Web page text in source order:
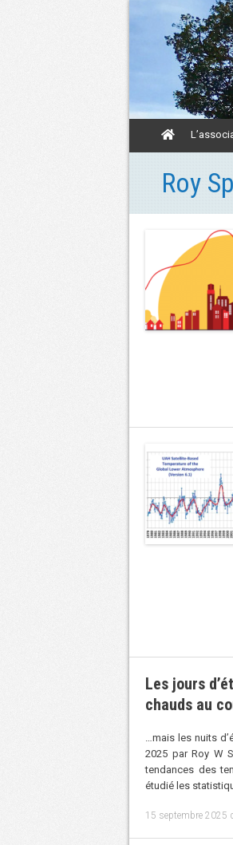
Roy
Les jours
chauds au
…mais les nuits
2025 par Roy W
tendances des
étudié les
15 septembre 2025